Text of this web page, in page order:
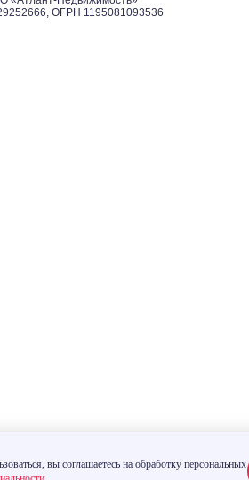
вы соглашаетесь на обработку персональных